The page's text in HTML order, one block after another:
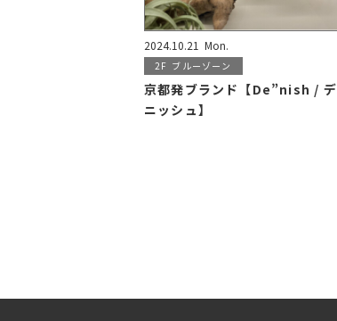
2024.10.21 Mon.
2F ブルーゾーン
京都発ブランド【De”nish / デ
ニッシュ】